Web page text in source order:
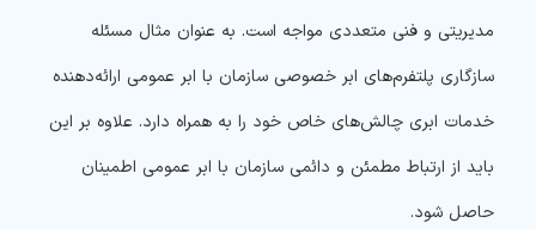
مدیریتی و فنی متعددی مواجه است. به عنوان مثال مسئله
سازگاری پلتفرم‌های ابر خصوصی سازمان با ابر عمومی ارائه‌دهنده
خدمات ابری چالش‌های خاص خود را به همراه دارد. علاوه بر این
باید از ارتباط مطمئن و دائمی سازمان با ابر عمومی اطمینان
حاصل شود.